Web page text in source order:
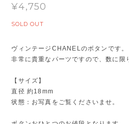
¥4,750
SOLD OUT
ヴィンテージCHANELのボタンです。
非常に貴重なパーツですので、数に限
【サイズ】
直径 約18mm
状態：お写真をご覧くださいませ。